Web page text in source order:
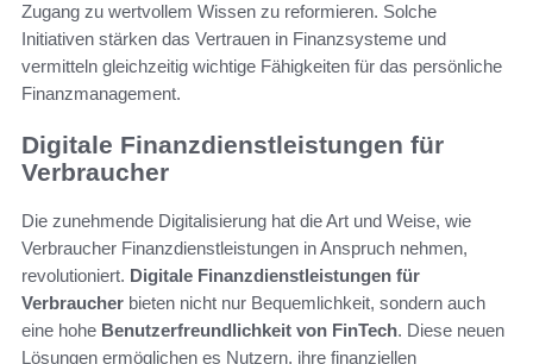
Zugang zu wertvollem Wissen zu reformieren. Solche
Initiativen stärken das Vertrauen in Finanzsysteme und
vermitteln gleichzeitig wichtige Fähigkeiten für das persönliche
Finanzmanagement.
Digitale Finanzdienstleistungen für
Verbraucher
Die zunehmende Digitalisierung hat die Art und Weise, wie
Verbraucher Finanzdienstleistungen in Anspruch nehmen,
revolutioniert. Digitale Finanzdienstleistungen für
Verbraucher bieten nicht nur Bequemlichkeit, sondern auch
eine hohe Benutzerfreundlichkeit von FinTech. Diese neuen
Lösungen ermöglichen es Nutzern, ihre finanziellen